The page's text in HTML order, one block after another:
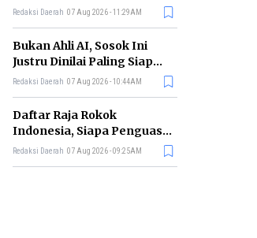
Industri Pengiriman
Redaksi Daerah 07 Aug 2026 - 11:29AM
Bukan Ahli AI, Sosok Ini
Justru Dinilai Paling Siap
Memimpin Era Kecerdasan
Redaksi Daerah 07 Aug 2026 - 10:44AM
Daftar Raja Rokok
Indonesia, Siapa Penguasa
Industri Tembakau
Redaksi Daerah 07 Aug 2026 - 09:25AM